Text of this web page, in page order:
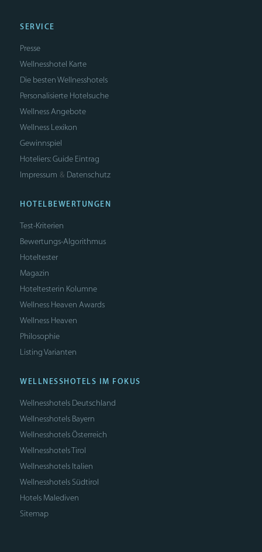
SERVICE
Presse
Wellnesshotel Karte
Die besten Wellnesshotels
Personalisierte Hotelsuche
Wellness Angebote
Wellness Lexikon
Gewinnspiel
Hoteliers: Guide Eintrag
Impressum & Datenschutz
HOTELBEWERTUNGEN
Test-Kriterien
Bewertungs-Algorithmus
Hoteltester
Magazin
Hoteltesterin Kolumne
Wellness Heaven Awards
Wellness Heaven
Philosophie
Listing Varianten
WELLNESSHOTELS IM FOKUS
Wellnesshotels Deutschland
Wellnesshotels Bayern
Wellnesshotels Österreich
Wellnesshotels Tirol
Wellnesshotels Italien
Wellnesshotels Südtirol
Hotels Malediven
Sitemap